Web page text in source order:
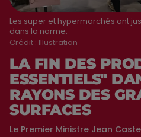
Les super et hypermarchés ont
dans la norme.
Crédit : Illustration
LA FIN DES
ESSENTIELS"
RAYONS DES
SURFACES
Le Premier Ministre Jean